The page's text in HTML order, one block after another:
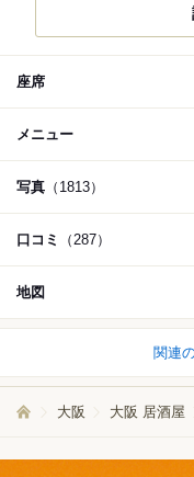
座席
メニュー
写真 （1813）
口コミ （287）
地図
関連
大阪 大阪 居酒屋